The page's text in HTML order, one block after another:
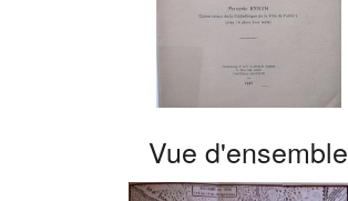
Vue d'ensemble